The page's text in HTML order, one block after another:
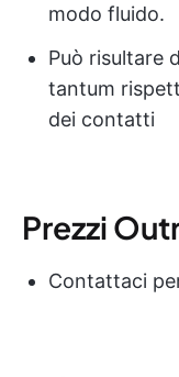
modo fluido.
Può risultare
tantum
dei contatti
Prezzi
Contattaci